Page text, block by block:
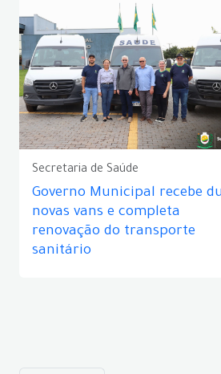
Secretaria de Saúde
Governo Municipal recebe
novas vans e completa
renovação do transporte
sanitário